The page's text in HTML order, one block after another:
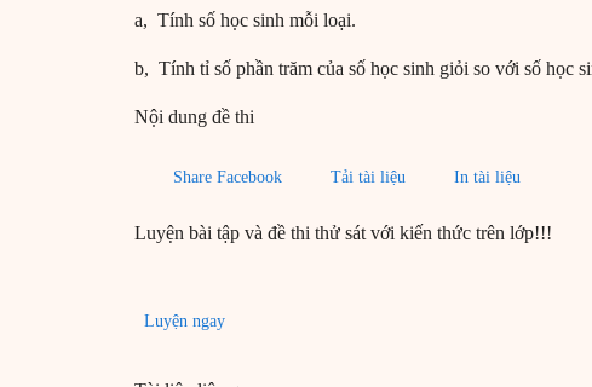
a, Tính số học sinh mỗi loại.
b, Tính tỉ số phần trăm của số học sinh giỏi so với số học
Nội dung đề thi
Share Facebook Tải tài liệu In tài liệu
Luyện bài tập và đề thi thử sát với kiến thức trên lớp!!!
Luyện ngay